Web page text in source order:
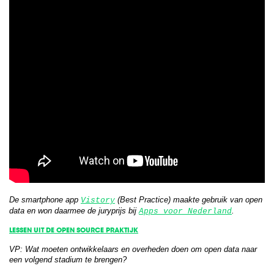
De smartphone app Vistory (Best Practice) maakte gebruik van open
data en won daarmee de juryprijs bijApps voor Nederland.
LESSEN UIT DE OPEN SOURCE PRAKTIJK
VP: Wat moeten ontwikkelaars en overheden doen om open data naar
een volgend stadium te brengen?